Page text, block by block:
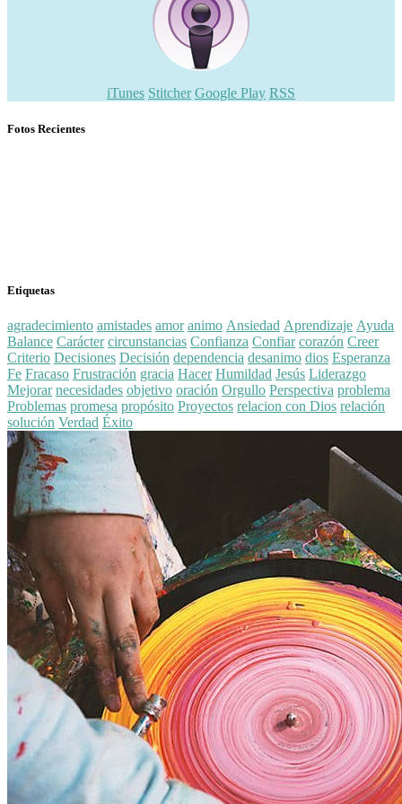
iTunes Stitcher Google Play RSS
Fotos Recientes
Etiquetas
agradecimiento amistades amor animo Ansiedad Aprendizaje Ayuda
Balance Carácter circunstancias Confianza Confiar corazón Creer
Criterio Decisiones Decisión dependencia desanimo dios Esperanza
Fe Fracaso Frustración gracia Hacer Humildad Jesús Liderazgo
Mejorar necesidades objetivo oración Orgullo Perspectiva problema
Problemas promesa propósito Proyectos relacion con Dios relación
solución Verdad Éxito